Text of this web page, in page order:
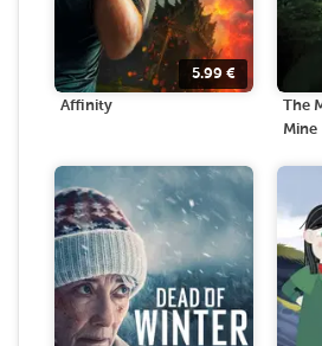
5.99 €
Affinity
The
Mine